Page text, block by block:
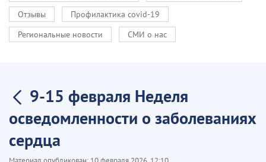
Отзывы
Профилактика covid-19
Региональные новости
СМИ о нас
9-15 февраля Неделя
осведомленности о заболеваниях
сердца